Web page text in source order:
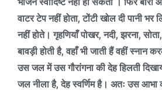
वाटर टेप नहीं होता,टोंटी खोल दी पानी भर
नहीं होते। गृहणियाँ पोखर,नदी,झरना,सोता
बावड़ी होती है,वहाँ भी जाती हैं वहीं स्नान
उस जल में उस गौरांगना की देह हिलती
जल नीला है,देह स्वर्णिम है। अतः उस आभा